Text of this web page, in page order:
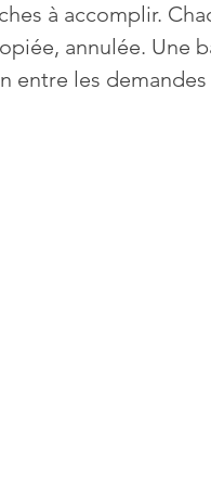
à accomplir.
annulée. Une
entre les demandes